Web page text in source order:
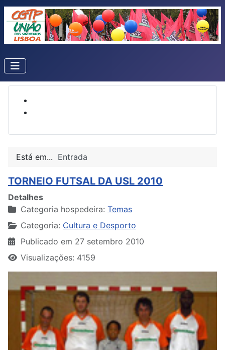
Está em... Entrada
TORNEIO FUTSAL DA USL 2010
Detalhes
Categoria hospedeira: Temas
Categoria: Cultura e Desporto
Publicado em 27 setembro 2010
Visualizações: 4159